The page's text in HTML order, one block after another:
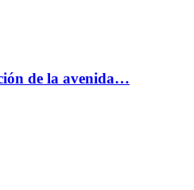
de la avenida…